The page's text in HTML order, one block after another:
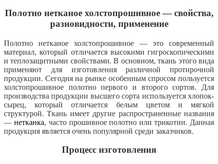
Полотно нетканое холстопрошивное — свойства,
разновидности, применение
Полотно нетканое холстопрошивное — это современный
материал, который отличается высокими гигроскопическими
и теплозащитными свойствами. В основном, ткань этого вида
применяют для изготовления различной протирочной
продукции. Сегодня на рынке особенным спросом пользуется
холстопрошивное полотно первого и второго сортов. Для
производства продукции высшего сорта используется хлопок-
сырец, который отличается белым цветом и мягкой
структурой. Ткань имеет другие распространенные названия
— нетканка, часто прошивное полотно или трикотин. Данная
продукция является очень популярной среди заказчиков.
Процесс изготовления